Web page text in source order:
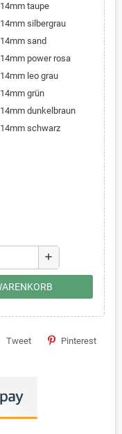
taupe
silbergrau
sand
power rosa
leo grau
grün
dunkelbraun
schwarz
add
Tweet Pinterest